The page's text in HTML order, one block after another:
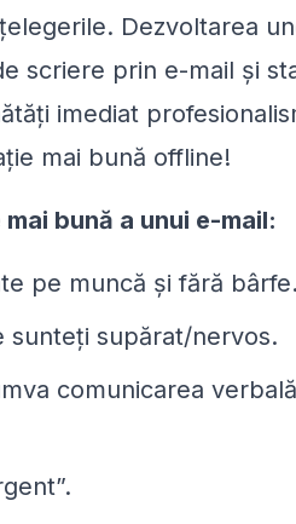
Dezvoltarea
scriere prin e-mail și
imediat
mai bună offline!
bună a unui e-mail:
pe muncă și fără bârfe.
sunteți supărat/nervos.
comunicarea